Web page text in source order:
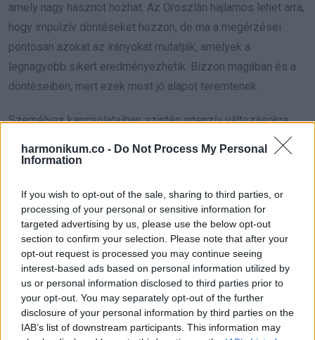
harmonikum.co - Do Not Process My Personal
Information
If you wish to opt-out of the sale, sharing to third parties, or
processing of your personal or sensitive information for
targeted advertising by us, please use the below opt-out
section to confirm your selection. Please note that after your
opt-out request is processed you may continue seeing
interest-based ads based on personal information utilized by
us or personal information disclosed to third parties prior to
your opt-out. You may separately opt-out of the further
disclosure of your personal information by third parties on the
IAB’s list of downstream participants. This information may
amely nagy hasznot hozhat. Az Oroszlán hajlamos lehet arra,
hogy impulzív döntéseket hozzon, de ma a megérzései
pontosan azokat az irányokat mutatják, amelyek a
legnagyobb sikert eredményezhetik. Bízzon magában és a
döntéseiben, mert ezek most jó alapot teremtenek.
Személyes kapcsolataiban szintén intenzív változásokra
számíthat. Az Oroszlán ma különösen vonzó és magabiztos
kisugárzással rendelkezik, amely mágnesként vonzza a
megerősítse meglévő kapcsolatait, vagy újakat alakítson ki,
amelyek fontos szerepet játszhatnak a jövőjében.
Hét év szerencse vár, ha kedvelés és a sok szerencsét
beírása után gördítesz lejjebb!
**NYILAS**